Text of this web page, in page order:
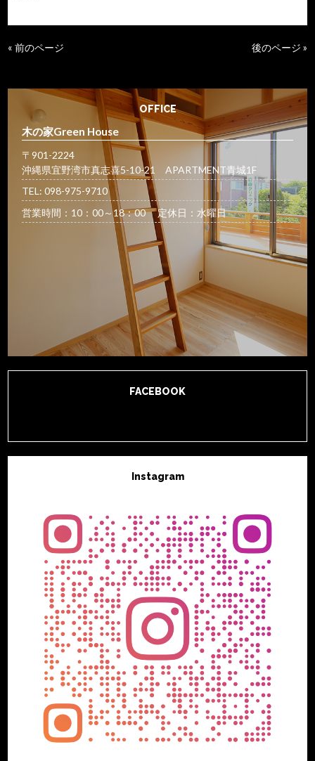
« 前のページ 後のページ »
OFFICE
木の家Green House
〒901-2224
沖縄県宜野湾市真志喜5-10-21 APARTMENT青城1F
TEL: 098-975-9710
営業時間：10：00～18：00 定休日：水曜日
FACEBOOK
Instagram